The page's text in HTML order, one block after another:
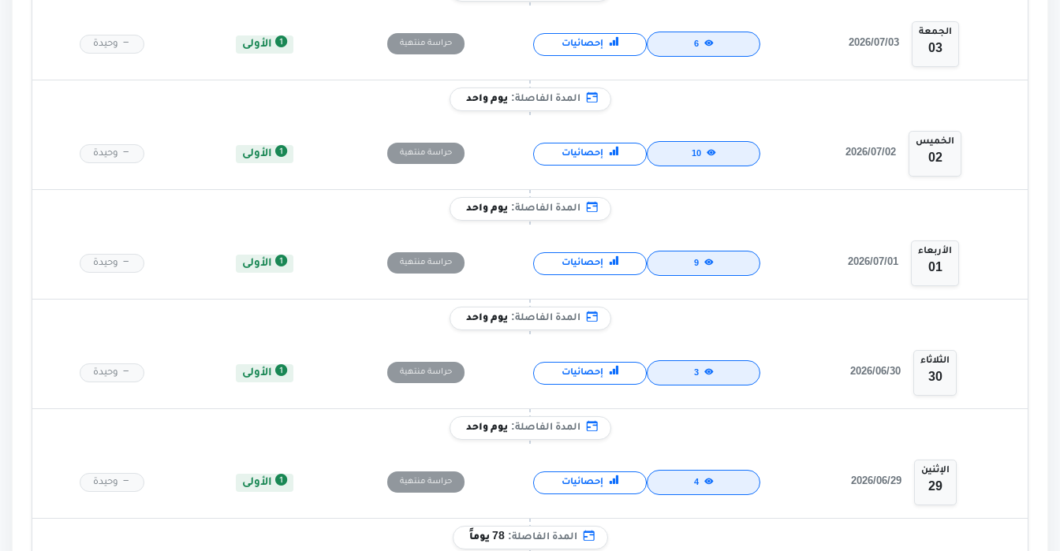
الجمعة
03
2026/07/03 إحصائيات حراسة منتهية الأولى وحيدة
المدة الفاصلة: يوم واحد
الخميس
02
2026/07/02 إحصائيات حراسة منتهية الأولى وحيدة
المدة الفاصلة: يوم واحد
الأربعاء
01
2026/07/01 إحصائيات حراسة منتهية الأولى وحيدة
المدة الفاصلة: يوم واحد
الثلاثاء
30
2026/06/30 إحصائيات حراسة منتهية الأولى وحيدة
المدة الفاصلة: يوم واحد
الإثنين
29
2026/06/29 إحصائيات حراسة منتهية الأولى وحيدة
المدة الفاصلة: 78 يوماً